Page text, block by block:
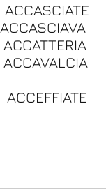
ACCASCIATE
ACCASCIAVA
ACCATTERIA
ACCAVALCIA
ACCEFFIATE